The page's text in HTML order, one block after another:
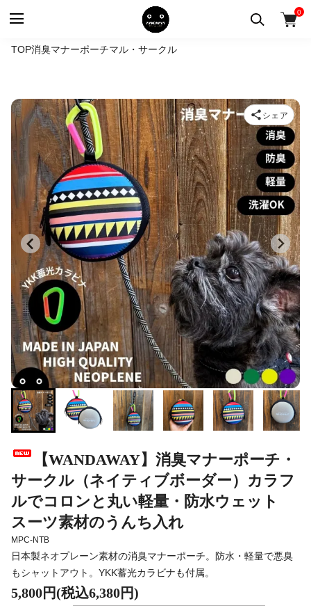
0
TOP消臭マナーポーチマル・サークル
【WANDAWAY】消臭マナーポーチ・
サークル（ネイティブボーダー）カラフ
ルでコロンと丸い軽量・防水ウェット
スーツ素材のうんち入れ
MPC-NTB
日本製ネオプレーン素材の消臭マナーポーチ。防水・軽量で悪臭
もシャットアウト。YKK蓄光カラビナも付属。
5,800円(税込6,380円)
シェア